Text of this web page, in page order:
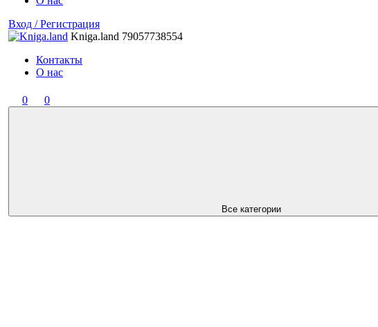
Вход / Регистрация
Kniga.land 79057738554
Контакты
О нас
0 0
Все категории